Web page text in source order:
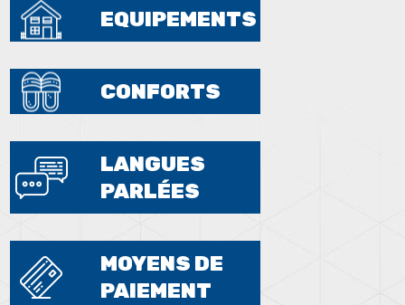
EQUIPEMENTS
CONFORTS
LANGUES
PARLÉES
MOYENS DE
PAIEMENT